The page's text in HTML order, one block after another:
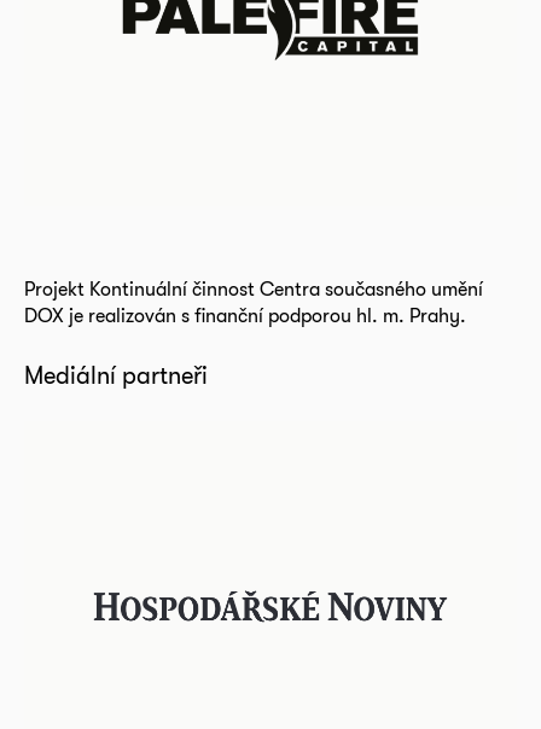
Projekt Kontinuální činnost Centra současného umění
DOX je realizován s finanční podporou hl. m. Prahy.
Mediální partneři